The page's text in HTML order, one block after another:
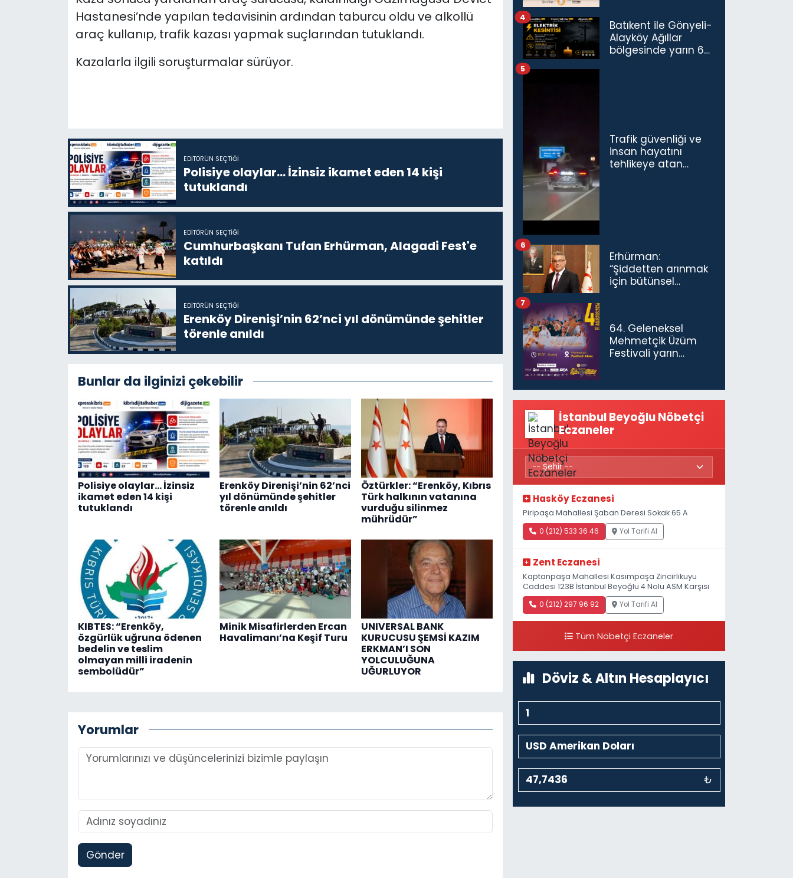
Hastanesi’nde yapılan tedavisinin ardından taburcu oldu ve alkollü
araç kullanıp, trafik kazası yapmak suçlarından tutuklandı.
Kazalarla ilgili soruşturmalar sürüyor.
EDITÖRÜN SEÇTIĞI
Polisiye olaylar… İzinsiz ikamet eden 14 kişi
tutuklandı
EDITÖRÜN SEÇTIĞI
Cumhurbaşkanı Tufan Erhürman, Alagadi Fest'e
katıldı
EDITÖRÜN SEÇTIĞI
Erenköy Direnişi’nin 62’nci yıl dönümünde şehitler
törenle anıldı
Bunlar da ilginizi çekebilir
Polisiye olaylar… İzinsiz
ikamet eden 14 kişi
tutuklandı
Erenköy Direnişi’nin 62’nci
yıl dönümünde şehitler
törenle anıldı
Öztürkler: “Erenköy, Kıbrıs
Türk halkının vatanına
vurduğu silinmez
mührüdür”
KIBTES: “Erenköy,
özgürlük uğruna ödenen
bedelin ve teslim
olmayan milli iradenin
sembolüdür”
Minik Misafirlerden Ercan
Havalimanı’na Keşif Turu
UNIVERSAL BANK
KURUCUSU ŞEMSİ KAZIM
ERKMAN’I SON
YOLCULUĞUNA
UĞURLUYOR
Yorumlar
Gönder
Batıkent ile Gönyeli-
Alayköy Ağıllar
bölgesinde yarın 6
4
Trafik güvenliği ve
insan hayatını
tehlikeye atan
5
Erhürman:
“Şiddetten arınmak
için bütünsel
6
64. Geleneksel
Mehmetçik Üzüm
Festivali yarın
7
İstanbul Beyoğlu Nöbetçi
Eczaneler
Hasköy Eczanesi
Piripaşa Mahallesi Şaban Deresi Sokak 65 A
0 (212) 533 36 46 Yol Tarifi Al
Zent Eczanesi
Kaptanpaşa Mahallesi Kasımpaşa Zincirlikuyu
Caddesi 123B İstanbul Beyoğlu 4 Nolu ASM Karşısı
0 (212) 297 96 92 Yol Tarifi Al
Tüm Nöbetçi Eczaneler
Döviz & Altın Hesaplayıcı
₺